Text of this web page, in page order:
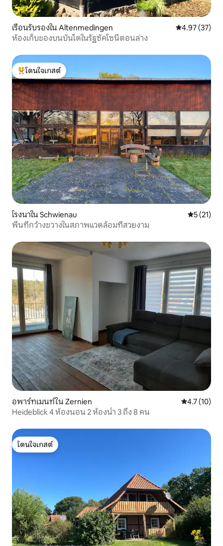
เรือนรับรองใน Altenmedingen คะแนนเฉลี่ย
4.97 (37)
ห้องเก็บของบนบันไดในรัฐซัคโซนีตอนล่าง
โดนใจเกสต์ที่สุด
โดนใจเกสต์
โรงนาใน Schwienau คะแนนเฉลี่
5 (21)
พื้นที่กว้างขวางในสภาพแวดล้อมที่สวยงาม
อพาร์ทเมนท์ใน Zernien คะแนนเฉลี่ย
4.7 (10)
Heideblick 4 ห้องนอน 2 ห้องน้ำ 3 ถึง 8 คน
โดนใจเกสต์
โดนใจเกสต์